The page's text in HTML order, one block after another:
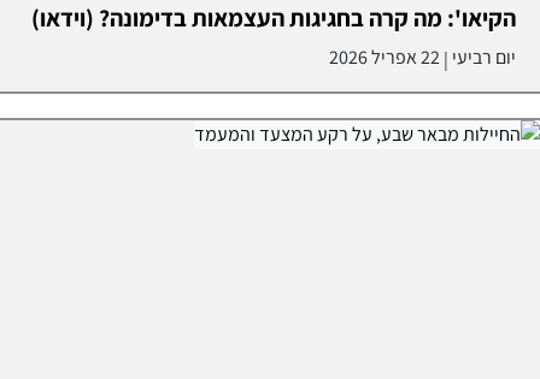
הקיאו': מה קרה בחגיגות העצמאות בדימונה? (וידאו)
יום רביעי |22 אפריל 2026